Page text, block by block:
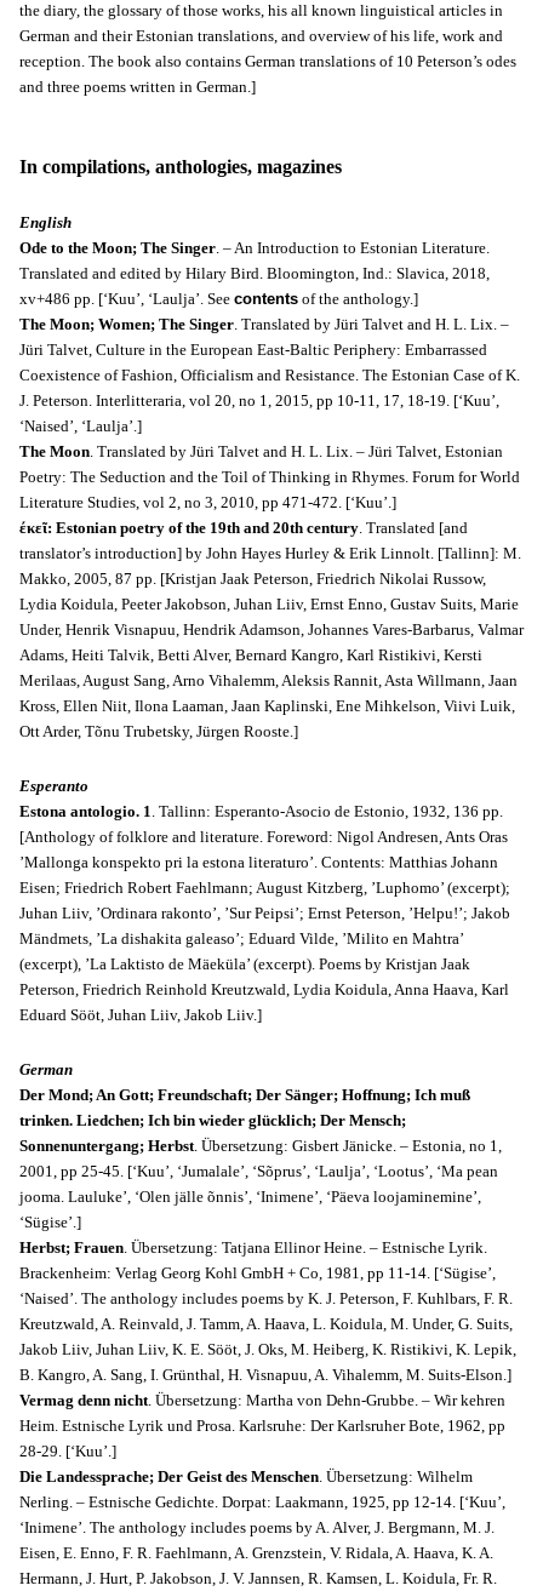
the diary, the glossary of those works, his all known linguistical articles in
German and their Estonian translations, and overview of his life, work and
reception. The book also contains German translations of 10 Peterson’s odes
and three poems written in German.]
In compilations, anthologies, magazines
English
Ode to the Moon; The Singer. – An Introduction to Estonian Literature.
Translated and edited by Hilary Bird. Bloomington, Ind.: Slavica, 2018,
xv+486 pp. [‘Kuu’, ‘Laulja’. See contents of the anthology.]
The Moon; Women; The Singer. Translated by Jüri Talvet and H. L. Lix. –
Jüri Talvet, Culture in the European East-Baltic Periphery: Embarrassed
Coexistence of Fashion, Officialism and Resistance. The Estonian Case of K.
J. Peterson. Interlitteraria, vol 20, no 1, 2015, pp 10-11, 17, 18-19. [‘Kuu’,
‘Naised’, ‘Laulja’.]
The Moon. Translated by Jüri Talvet and H. L. Lix. – Jüri Talvet, Estonian
Poetry: The Seduction and the Toil of Thinking in Rhymes. Forum for World
Literature Studies, vol 2, no 3, 2010, pp 471-472. [‘Kuu’.]
έκεῖ: Estonian poetry of the 19th and 20th century. Translated [and
translator’s introduction] by John Hayes Hurley & Erik Linnolt. [Tallinn]: M.
Makko, 2005, 87 pp. [Kristjan Jaak Peterson, Friedrich Nikolai Russow,
Lydia Koidula, Peeter Jakobson, Juhan Liiv, Ernst Enno, Gustav Suits, Marie
Under, Henrik Visnapuu, Hendrik Adamson, Johannes Vares-Barbarus, Valmar
Adams, Heiti Talvik, Betti Alver, Bernard Kangro, Karl Ristikivi, Kersti
Merilaas, August Sang, Arno Vihalemm, Aleksis Rannit, Asta Willmann, Jaan
Kross, Ellen Niit, Ilona Laaman, Jaan Kaplinski, Ene Mihkelson, Viivi Luik,
Ott Arder, Tõnu Trubetsky, Jürgen Rooste.]
Esperanto
Estona antologio. 1. Tallinn: Esperanto-Asocio de Estonio, 1932, 136 pp.
[Anthology of folklore and literature. Foreword: Nigol Andresen, Ants Oras
’Mallonga konspekto pri la estona literaturo’. Contents: Matthias Johann
Eisen; Friedrich Robert Faehlmann; August Kitzberg, ’Luphomo’ (excerpt);
Juhan Liiv, ’Ordinara rakonto’, ’Sur Peipsi’; Ernst Peterson, ’Helpu!’; Jakob
Mändmets, ’La dishakita galeaso’; Eduard Vilde, ’Milito en Mahtra’
(excerpt), ’La Laktisto de Mäeküla’ (excerpt). Poems by Kristjan Jaak
Peterson, Friedrich Reinhold Kreutzwald, Lydia Koidula, Anna Haava, Karl
Eduard Sööt, Juhan Liiv, Jakob Liiv.]
German
Der Mond; An Gott; Freundschaft; Der Sänger; Hoffnung; Ich muß
trinken. Liedchen; Ich bin wieder glücklich; Der Mensch;
Sonnenuntergang; Herbst. Übersetzung: Gisbert Jänicke. – Estonia, no 1,
2001, pp 25-45. [‘Kuu’, ‘Jumalale’, ‘Sõprus’, ‘Laulja’, ‘Lootus’, ‘Ma pean
jooma. Lauluke’, ‘Olen jälle õnnis’, ‘Inimene’, ‘Päeva loojaminemine’,
‘Sügise’.]
Herbst; Frauen. Übersetzung: Tatjana Ellinor Heine. – Estnische Lyrik.
Brackenheim: Verlag Georg Kohl GmbH + Co, 1981, pp 11-14. [‘Sügise’,
‘Naised’. The anthology includes poems by K. J. Peterson, F. Kuhlbars, F. R.
Kreutzwald, A. Reinvald, J. Tamm, A. Haava, L. Koidula, M. Under, G. Suits,
Jakob Liiv, Juhan Liiv, K. E. Sööt, J. Oks, M. Heiberg, K. Ristikivi, K. Lepik,
B. Kangro, A. Sang, I. Grünthal, H. Visnapuu, A. Vihalemm, M. Suits-Elson.]
Vermag denn nicht. Übersetzung: Martha von Dehn-Grubbe. – Wir kehren
Heim. Estnische Lyrik und Prosa. Karlsruhe: Der Karlsruher Bote, 1962, pp
28-29. [‘Kuu’.]
Die Landessprache; Der Geist des Menschen. Übersetzung: Wilhelm
Nerling. – Estnische Gedichte. Dorpat: Laakmann, 1925, pp 12-14. [‘Kuu’,
‘Inimene’. The anthology includes poems by A. Alver, J. Bergmann, M. J.
Eisen, E. Enno, F. R. Faehlmann, A. Grenzstein, V. Ridala, A. Haava, K. A.
Hermann, J. Hurt, P. Jakobson, J. V. Jannsen, R. Kamsen, L. Koidula, Fr. R.